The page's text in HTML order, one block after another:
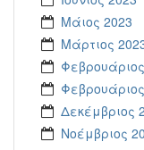
Μάιος 2023
Μάρτιος
Δεκέμβριος
Νοέμβριος